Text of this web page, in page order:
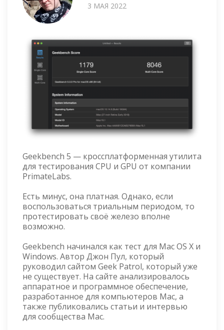
3 МАЯ 2022
Geekbench 5 — кроссплатформенная утилита
для тестирования CPU и GPU от компании
PrimateLabs.
Есть минус, она платная. Однако, если
воспользоваться триальным периодом, то
протестировать своё железо вполне
возможно.
Geekbench начинался как тест для Mac OS X и
Windows. Автор Джон Пул, который
руководил сайтом Geek Patrol, который уже
не существует. На сайте анализировалось
аппаратное и программное обеспечение,
разработанное для компьютеров Mac, а
также публиковались статьи и интервью
для сообщества Mac.